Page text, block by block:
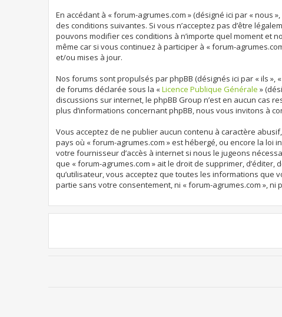
En accédant à « forum-agrumes.com » (désigné ici par « nous
des conditions suivantes. Si vous n’acceptez pas d’être
pouvons modifier ces conditions à n’importe quel moment et
même car si vous continuez à participer à « forum-
et/ou mises à jour.
Nos forums sont propulsés par phpBB (désignés ici par « ils »,
de forums déclarée sous la «Licence Publique Générale »
discussions sur internet, le phpBB Group n’est en aucun cas
plus d’informations concernant phpBB, nous vous invitons à
Vous acceptez de ne publier aucun contenu à caractère
pays où « forum-agrumes.com » est hébergé, ou encore la
votre fournisseur d’accès à internet si nous le jugeons
que « forum-agrumes.com » ait le droit de supprimer,
qu’utilisateur, vous acceptez que toutes les informations
partie sans votre consentement, ni « forum-agrumes.com »,